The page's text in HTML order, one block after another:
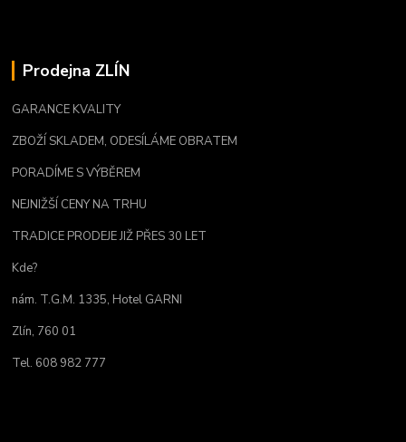
Prodejna ZLÍN
GARANCE KVALITY
ZBOŽÍ SKLADEM, ODESÍLÁME OBRATEM
PORADÍME S VÝBĚREM
NEJNIŽŠÍ CENY NA TRHU
TRADICE PRODEJE JIŽ PŘES 30 LET
Kde?
nám. T.G.M. 1335, Hotel GARNI
Zlín, 760 01
Tel. 608 982 777